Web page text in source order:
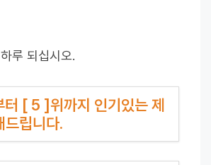
루 되십시오.
터 [ 5 ]위까지 인기있는 제
드립니다.